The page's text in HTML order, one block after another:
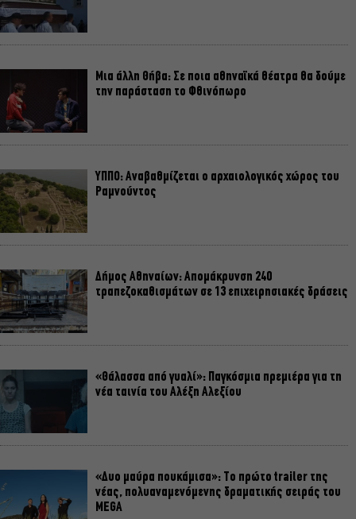
Μια άλλη Θήβα: Σε ποια αθηναϊκά θέατρα θα δούμε
την παράσταση το Φθινόπωρο
ΥΠΠΟ: Αναβαθμίζεται ο αρχαιολογικός χώρος του
Ραμνούντος
Δήμος Αθηναίων: Απομάκρυνση 240
τραπεζοκαθισμάτων σε 13 επιχειρησιακές δράσεις
«Θάλασσα από γυαλί»: Παγκόσμια πρεμιέρα για τη
νέα ταινία του Αλέξη Αλεξίου
«Δυο μαύρα πουκάμισα»: Το πρώτο trailer της
νέας, πολυαναμενόμενης δραματικής σειράς του
MEGA